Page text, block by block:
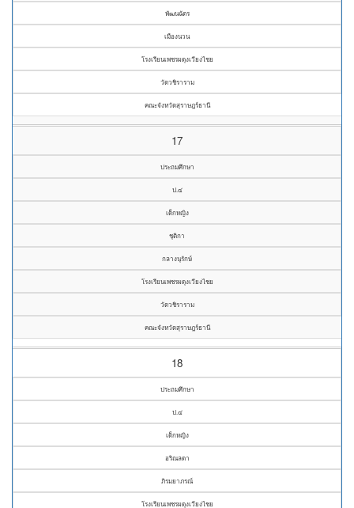
พัฒนฉัตร
เมืองนวน
โรงเรียนเพชรผดุงเวียงไชย
วัดวชิราราม
คณะจังหวัดสุราษฎร์ธานี
17
ประถมศึกษา
ป.๔
เด็กหญิง
ชุติกา
กลางนุรักษ์
โรงเรียนเพชรผดุงเวียงไชย
วัดวชิราราม
คณะจังหวัดสุราษฎร์ธานี
18
ประถมศึกษา
ป.๔
เด็กหญิง
อริณลดา
ภิรมยาภรณ์
โรงเรียนเพชรผดุงเวียงไชย